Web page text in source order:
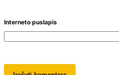
Interneto puslapis